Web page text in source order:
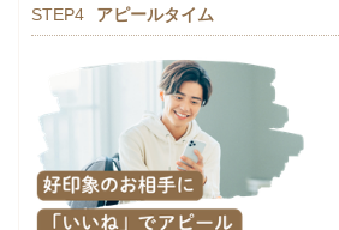
STEP4 アピールタイム